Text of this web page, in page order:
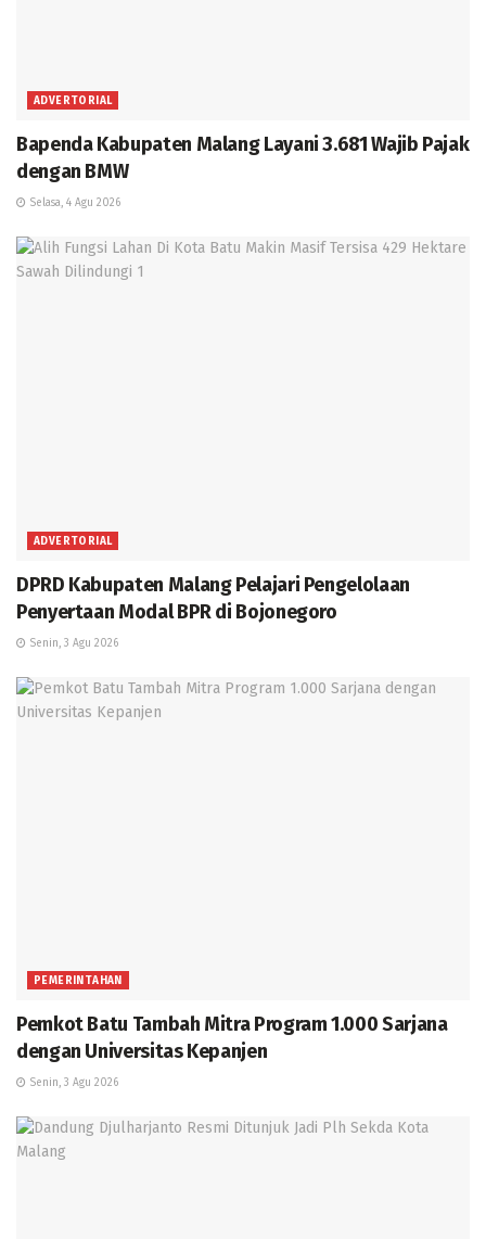
ADVERTORIAL
Bapenda Kabupaten Malang Layani 3.681 Wajib Pajak
dengan BMW
Selasa, 4 Agu 2026
ADVERTORIAL
DPRD Kabupaten Malang Pelajari Pengelolaan
Penyertaan Modal BPR di Bojonegoro
Senin, 3 Agu 2026
PEMERINTAHAN
Pemkot Batu Tambah Mitra Program 1.000 Sarjana
dengan Universitas Kepanjen
Senin, 3 Agu 2026